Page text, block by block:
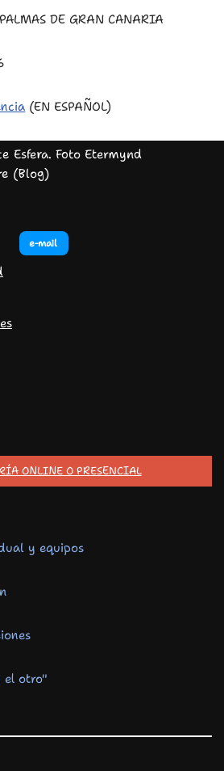
DE GRAN CANARIA
(EN ESPAÑOL)
e-mail
ONLINE O PRESENCIAL
y equipos
el otro"